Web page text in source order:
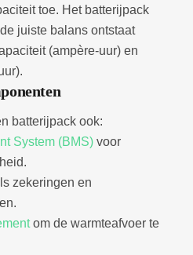
toe. Het batterijpack
juiste balans ontstaat
(ampère-uur) en
batterijpack ook:
System (BMS)voor
zekeringen en
om de warmteafvoer te